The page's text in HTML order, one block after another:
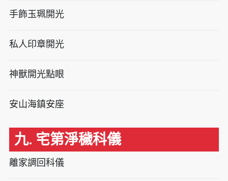
手飾玉珮開光
私人印章開光
神獸開光點眼
安山海鎮安座
九. 宅第淨穢科儀
離家調回科儀